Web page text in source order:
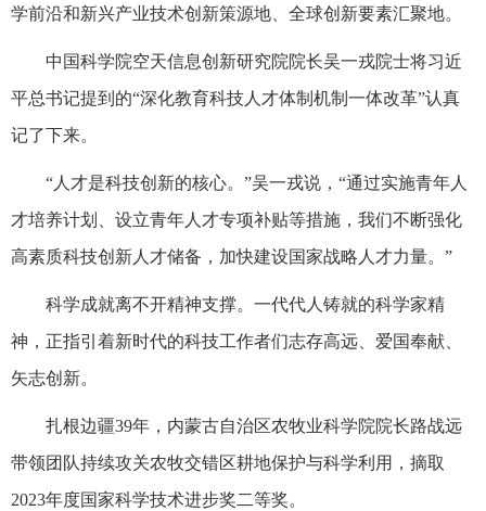
学前沿和新兴产业技术创新策源地、全球创新要素汇聚地。
中国科学院空天信息创新研究院院长吴一戎院士将习近
平总书记提到的“深化教育科技人才体制机制一体改革”认真
记了下来。
“人才是科技创新的核心。”吴一戎说，“通过实施青年人
才培养计划、设立青年人才专项补贴等措施，我们不断强化
高素质科技创新人才储备，加快建设国家战略人才力量。”
科学成就离不开精神支撑。一代代人铸就的科学家精
神，正指引着新时代的科技工作者们志存高远、爱国奉献、
矢志创新。
扎根边疆39年，内蒙古自治区农牧业科学院院长路战远
带领团队持续攻关农牧交错区耕地保护与科学利用，摘取
2023年度国家科学技术进步奖二等奖。